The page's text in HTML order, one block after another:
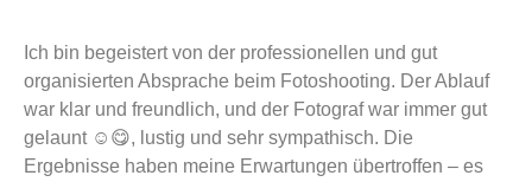
Ich bin begeistert von der professionellen und gut
organisierten Absprache beim Fotoshooting. Der Ablauf
war klar und freundlich, und der Fotograf war immer gut
gelaunt ☺️😋, lustig und sehr sympathisch. Die
Ergebnisse haben meine Erwartungen übertroffen – es